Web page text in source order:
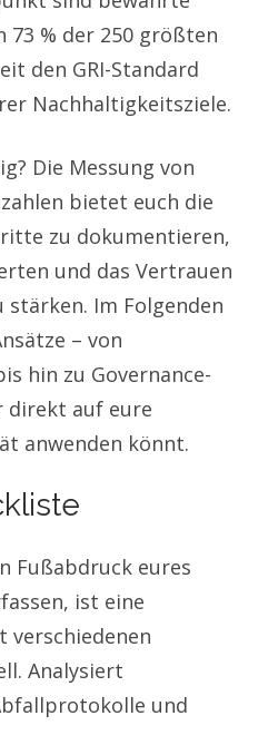
73 % der 250 größten
den GRI-Standard
Nachhaltigkeitsziele.
Die Messung von
bietet euch die
zu dokumentieren,
und das Vertrauen
Im Folgenden
– von
hin zu Governance-
direkt auf eure
anwenden könnt.
Fußabdruck eures
ist eine
verschiedenen
Analysiert
und